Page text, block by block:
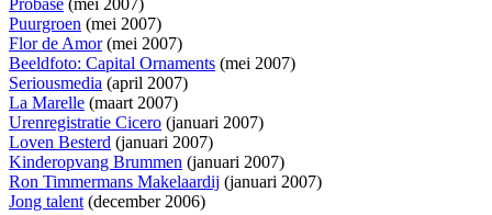
Probase (mei 2007)
Puurgroen (mei 2007)
Flor de Amor(mei 2007)
Beeldfoto: Capital Ornaments (mei 2007)
Seriousmedia (april 2007)
La Marelle (maart 2007)
Urenregistratie Cicero (januari 2007)
Loven Besterd (januari 2007)
Kinderopvang Brummen (januari 2007)
Ron Timmermans Makelaardij (januari 2007)
Jong talent(december 2006)